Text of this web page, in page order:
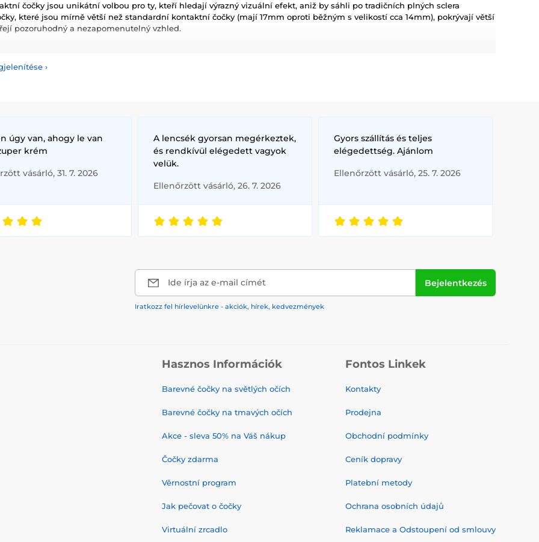
čočky jsou unikátní volbou pro ty, kteří hledají výrazný vizuální efekt, aniž by sáhli po tradičních plných sclera
které jsou mírně větší než standardní kontaktní čočky (mají 17mm oproti běžným s velikostí cca 14mm), pokrývají větší
pozoruhodný a nezapomenutelný vzhled.
nabídnout, přičemž považují velké sclera čočky za příliš intenzivní nebo nepraktické pro jejich potřeby.
Ideální pro různé příležitosti, od halloweenských večírků po cosplay akce a filmové nebo divadelní použití.
Čoček v naší kolekci:
čočky:Vytvořte dokonalý vzhled pro vaši další postavu s čočkami navrženými pro zachycení každého detailu.
Strašidelné nebo spektakulární, najděte ideální doplněk pro jakýkoliv kostým.
čočky:
Od upírských očí z Twilight po kyborgové pohledy z Terminatora, naše speciální filmové čočky dodávají
tematickému vzhledu.
Přesně ztvárněte širokou škálu postav s očima, které zachycují podstatu osobnosti.
Přidejte vašemu kostýmu extra rozměr s výraznými očima, které zaujmou.
›
úgy van, ahogy le van
krém
vásárló, 31. 7. 2026
A lencsék gyorsan megérkeztek,
és rendkívül elégedett vagyok
velük.
Ellenőrzött vásárló, 26. 7. 2026
Gyors szállítás és teljes
elégedettség. Ajánlom
Ellenőrzött vásárló, 25. 7. 2026
Ide írja az e-mail címét Bejelentkezés
Iratkozz fel hírlevelünkre - akciók, hírek, kedvezmények
Hasznos Információk
Barevné čočky na světlých očích
Barevné čočky na tmavých očích
Akce - sleva 50% na Váš nákup
Čočky zdarma
Věrnostní program
Jak pečovat o čočky
Virtuální zrcadlo
Fontos Linkek
Kontakty
Prodejna
Obchodní podmínky
Ceník dopravy
Platební metody
Ochrana osobních údajů
Reklamace a Odstoupení od smlouvy